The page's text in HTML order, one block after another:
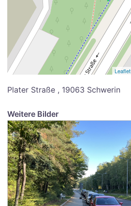
Leaflet
Plater Straße , 19063 Schwerin
Weitere Bilder